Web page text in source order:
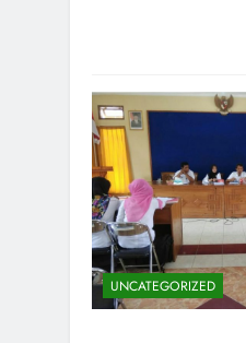
UNCATEGORIZED